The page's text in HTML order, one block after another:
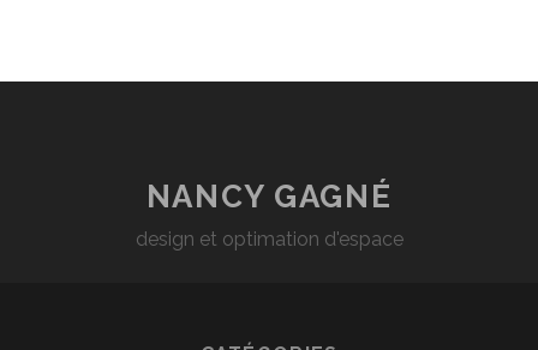
NANCY GAGNÉ
design et optimation d'espace